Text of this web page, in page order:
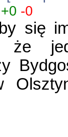
+0 -0
się
że